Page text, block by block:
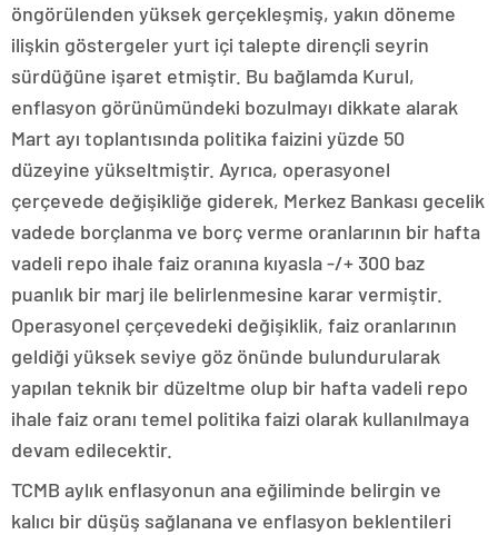
öngörülenden yüksek gerçekleşmiş, yakın döneme
ilişkin göstergeler yurt içi talepte dirençli seyrin
sürdüğüne işaret etmiştir. Bu bağlamda Kurul,
enflasyon görünümündeki bozulmayı dikkate alarak
Mart ayı toplantısında politika faizini yüzde 50
düzeyine yükseltmiştir. Ayrıca, operasyonel
çerçevede değişikliğe giderek, Merkez Bankası gecelik
vadede borçlanma ve borç verme oranlarının bir hafta
vadeli repo ihale faiz oranına kıyasla -/+ 300 baz
puanlık bir marj ile belirlenmesine karar vermiştir.
Operasyonel çerçevedeki değişiklik, faiz oranlarının
geldiği yüksek seviye göz önünde bulundurularak
yapılan teknik bir düzeltme olup bir hafta vadeli repo
ihale faiz oranı temel politika faizi olarak kullanılmaya
devam edilecektir.
TCMB aylık enflasyonun ana eğiliminde belirgin ve
kalıcı bir düşüş sağlanana ve enflasyon beklentileri